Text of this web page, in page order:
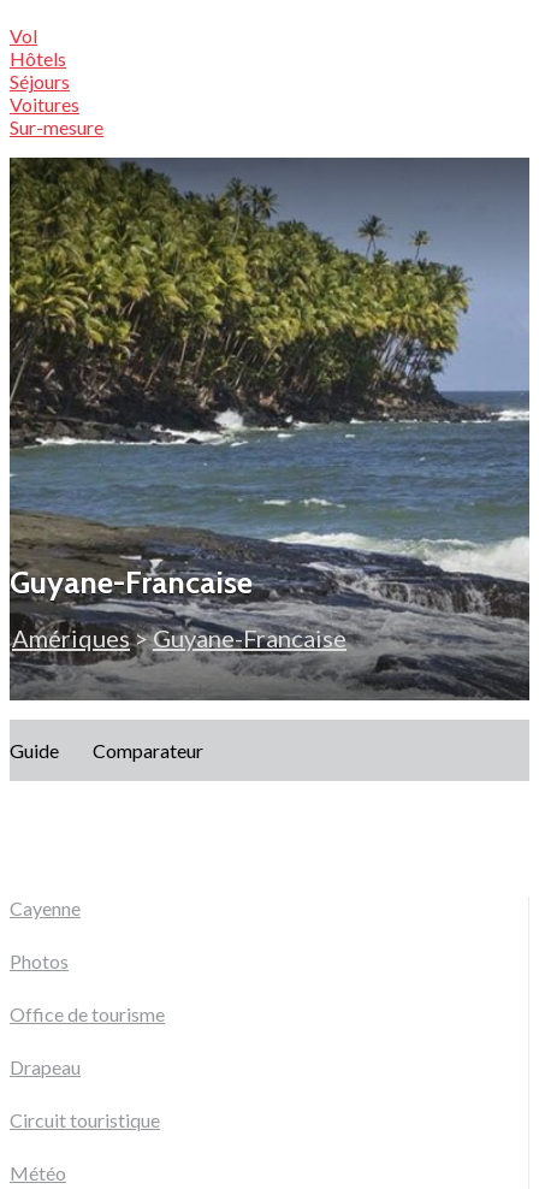
Vol
Hôtels
Séjours
Voitures
Sur-mesure
Guyane-Francaise
Amériques>Guyane-Francaise
Guide Comparateur
Cayenne
Photos
Office de tourisme
Drapeau
Circuit touristique
Météo